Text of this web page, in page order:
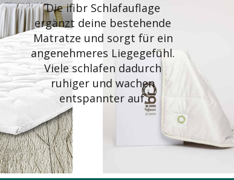
Die ifibr Schlafauflage
ergänzt deine bestehende
Matratze und sorgt für ein
angenehmeres Liegegefühl.
Viele schlafen dadurch
ruhiger und wachen
entspannter auf.